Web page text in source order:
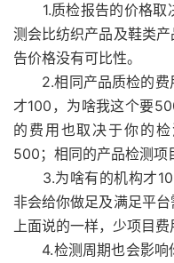
1.质检报告的价格取
测会比纺织产品及鞋类
告价格没有可比性。
2.相同产品质检的费
才100，为啥我这个要
的费用也取决于你的
500；相同的产品检测项
3.为啥有的机构才
非会给你做足及满足平
上面说的一样，少项目费
4.检测周期也会影响